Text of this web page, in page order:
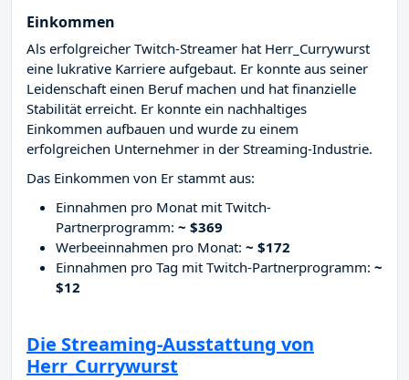
Einkommen
Als erfolgreicher Twitch-Streamer hat Herr_Currywurst
eine lukrative Karriere aufgebaut. Er konnte aus seiner
Leidenschaft einen Beruf machen und hat finanzielle
Stabilität erreicht. Er konnte ein nachhaltiges
Einkommen aufbauen und wurde zu einem
erfolgreichen Unternehmer in der Streaming-Industrie.
Das Einkommen von Er stammt aus:
Einnahmen pro Monat mit Twitch-
Partnerprogramm: ~ $369
Werbeeinnahmen pro Monat: ~ $172
Einnahmen pro Tag mit Twitch-Partnerprogramm: ~
$12
Die Streaming-Ausstattung von
Herr_Currywurst